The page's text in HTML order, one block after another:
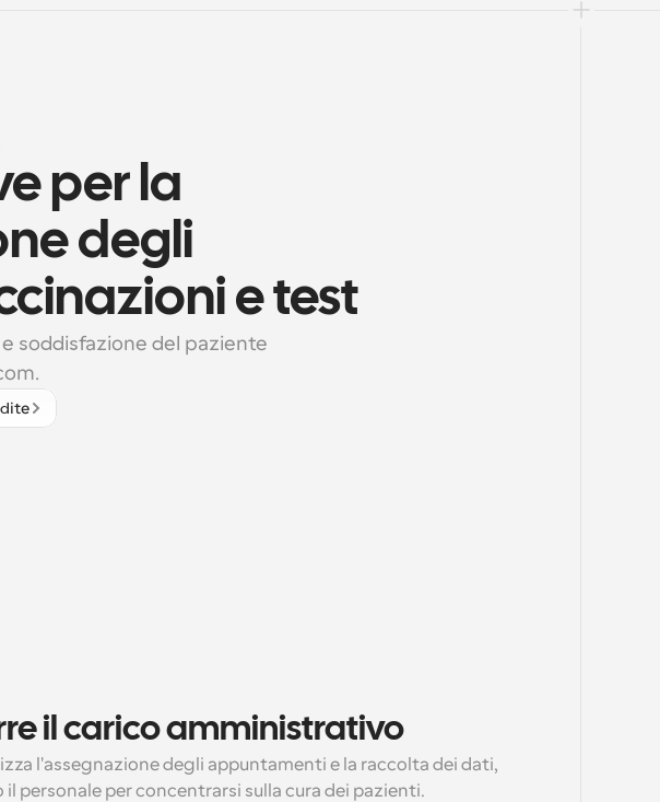
per la
degli
e test
soddisfazione del paziente
il carico amministrativo
l'assegnazione degli appuntamenti e la raccolta dei dati,
il personale per concentrarsi sulla cura dei pazienti.